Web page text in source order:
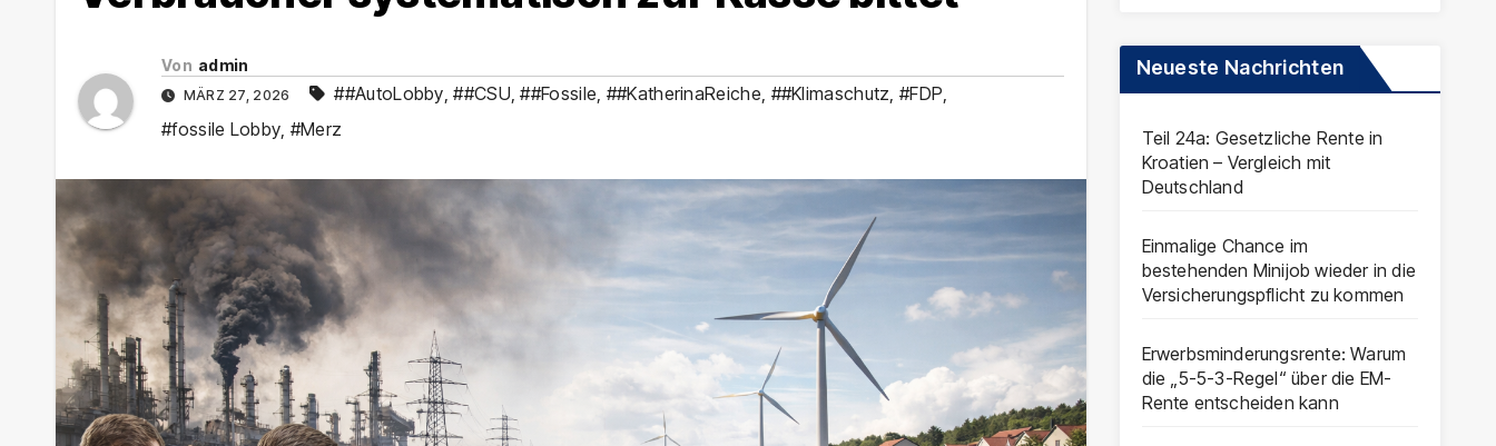
Von admin
MÄRZ 27, 2026 ##AutoLobby,##CSU,##Fossile, ##KatherinaReiche, ##Klimaschutz,#FDP,
#fossile Lobby, #Merz
Neueste Nachrichten
Teil 24a: Gesetzliche Rente in
Kroatien – Vergleich mit
Deutschland
Einmalige Chance im
bestehenden Minijob wieder in die
Versicherungspflicht zu kommen
Erwerbsminderungsrente: Warum
die „5-5-3-Regel“ über die EM-
Rente entscheiden kann